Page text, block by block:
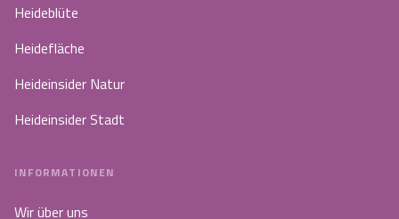
Heideblüte
Heidefläche
Heideinsider Natur
Heideinsider Stadt
INFORMATIONEN
Wir über uns